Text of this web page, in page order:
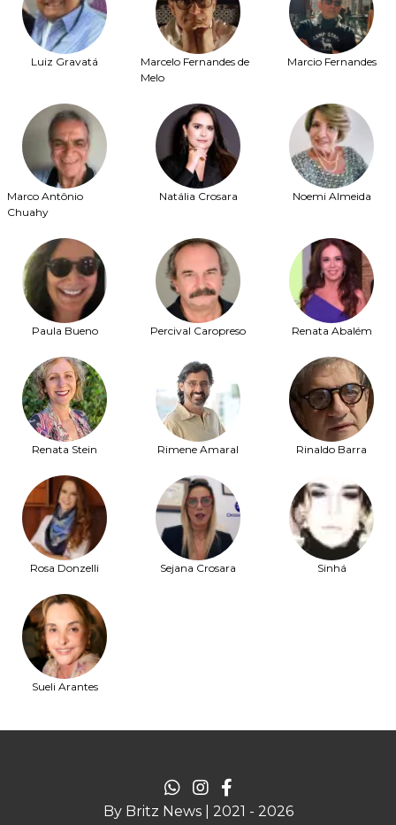
Luiz Gravatá
Marcelo Fernandes de
Melo
Marcio Fernandes
Marco Antônio
Chuahy
Natália Crosara Noemi Almeida
Paula Bueno Percival Caropreso Renata Abalém
Renata Stein Rimene Amaral Rinaldo Barra
Rosa Donzelli Sejana Crosara Sinhá
Sueli Arantes
By Britz News | 2021 - 2026